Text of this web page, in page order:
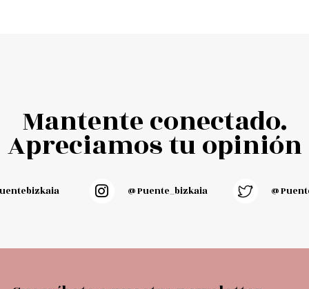
Mantente conectado.
Apreciamos tu opinión
@puente_bizkaia